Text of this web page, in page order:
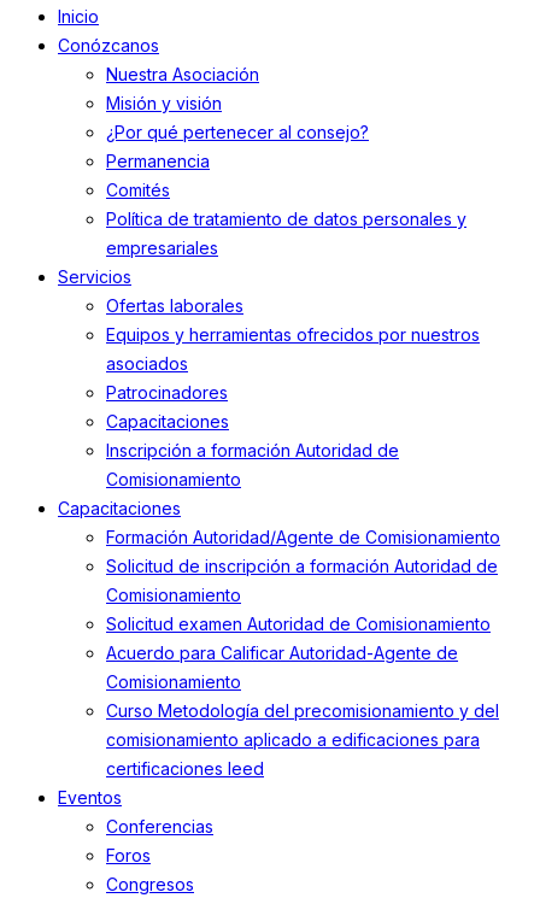
Inicio
Conózcanos
Nuestra Asociación
Misión y visión
¿Por qué pertenecer al consejo?
Permanencia
Comités
Política de tratamiento de datos personales y
empresariales
Servicios
Ofertas laborales
Equipos y herramientas ofrecidos por nuestros
asociados
Patrocinadores
Capacitaciones
Inscripción a formación Autoridad de
Comisionamiento
Capacitaciones
Formación Autoridad/Agente de Comisionamiento
Solicitud de inscripción a formación Autoridad de
Comisionamiento
Solicitud examen Autoridad de Comisionamiento
Acuerdo para Calificar Autoridad-Agente de
Comisionamiento
Curso Metodología del precomisionamiento y del
comisionamiento aplicado a edificaciones para
certificaciones leed
Eventos
Conferencias
Foros
Congresos